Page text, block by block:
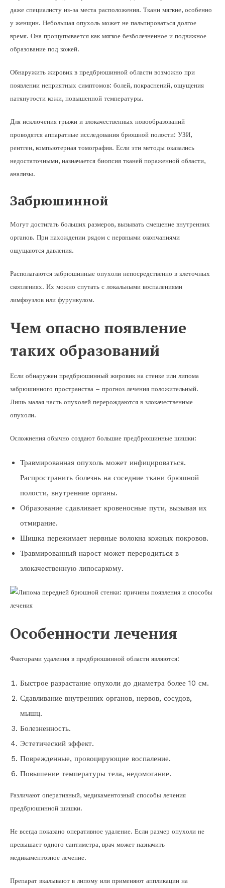
даже специалисту из-за места расположения. Ткани мягкие, особенно
у женщин. Небольшая опухоль может не пальпироваться долгое
время. Она прощупывается как мягкое безболезненное и подвижное
образование под кожей.
Обнаружить жировик в предбрюшинной области возможно при
появлении неприятных симптомов: болей, покраснений, ощущения
натянутости кожи, повышенной температуры.
Для исключения грыжи и злокачественных новообразований
проводятся аппаратные исследования брюшной полости: УЗИ,
рентген, компьютерная томография. Если эти методы оказались
недостаточными, назначается биопсия тканей пораженной области,
анализы.
Забрюшинной
Могут достигать больших размеров, вызывать смещение внутренних
органов. При нахождении рядом с нервными окончаниями
ощущаются давления.
Располагаются забрюшинные опухоли непосредственно в клеточных
скоплениях. Их можно спутать с локальными воспалениями
лимфоузлов или фурункулом.
Чем опасно появление
таких образований
Если обнаружен предбрюшинный жировик на стенке или липома
забрюшинного пространства – прогноз лечения положительный.
Лишь малая часть опухолей перерождаются в злокачественные
опухоли.
Осложнения обычно создают большие предбрюшинные шишки:
Травмированная опухоль может инфицироваться.
Распространить болезнь на соседние ткани брюшной
полости, внутренние органы.
Образование сдавливает кровеносные пути, вызывая их
отмирание.
Шишка пережимает нервные волокна кожных покровов.
Травмированный нарост может переродиться в
злокачественную липосаркому.
Особенности лечения
Факторами удаления в предбрюшинной области являются:
Быстрое разрастание опухоли до диаметра более 10 см.
Сдавливание внутренних органов, нервов, сосудов,
мышц.
Болезненность.
Эстетический эффект.
Поврежденные, провоцирующие воспаление.
Повышение температуры тела, недомогание.
Различают оперативный, медикаментозный способы лечения
предбрюшинной шишки.
Не всегда показано оперативное удаление. Если размер опухоли не
превышает одного сантиметра, врач может назначить
медикаментозное лечение.
Препарат вкалывают в липому или применяют аппликации на